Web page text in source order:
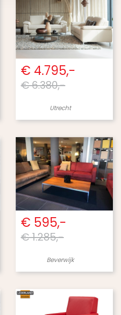
€ 4.795,-
€ 6.380,-
Utrecht
€ 595,-
€ 1.285,-
Beverwijk